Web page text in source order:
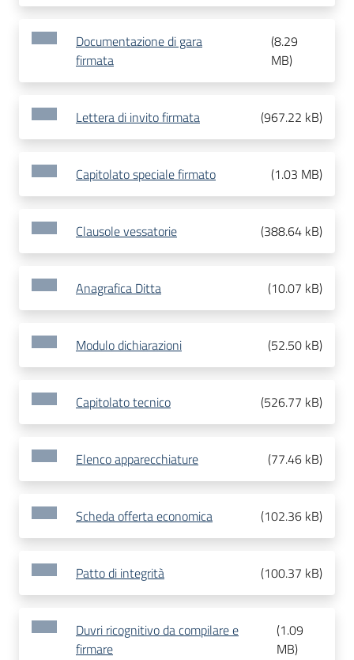
Documentazione di gara
firmata
(8.29
MB)
Lettera di invito firmata (967.22 kB)
Capitolato speciale firmato (1.03 MB)
Clausole vessatorie (388.64 kB)
Anagrafica Ditta (10.07 kB)
Modulo dichiarazioni (52.50 kB)
Capitolato tecnico (526.77 kB)
Elenco apparecchiature (77.46 kB)
Scheda offerta economica (102.36 kB)
Patto di integrità (100.37 kB)
Duvri ricognitivo da compilare e
firmare
(1.09
MB)